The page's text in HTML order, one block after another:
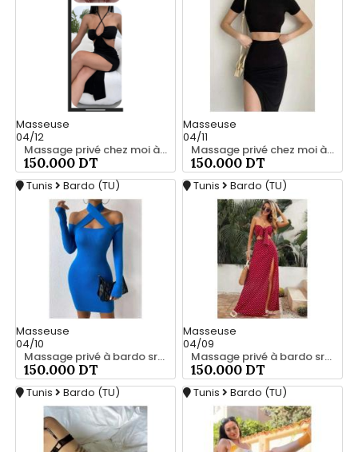
Masseuse
04/12
Massage privé chez moi à bardo srd 20466285
150.000 DT
Masseuse
04/11
Massage privé chez moi à bardo srd 20466285
150.000 DT
Tunis Bardo (TU)
Masseuse
04/10
Massage privé à bardo srd chez moi 55066248
150.000 DT
Tunis Bardo (TU)
Masseuse
04/09
Massage privé à bardo srd 20466285
150.000 DT
Tunis Bardo (TU) Tunis Bardo (TU)